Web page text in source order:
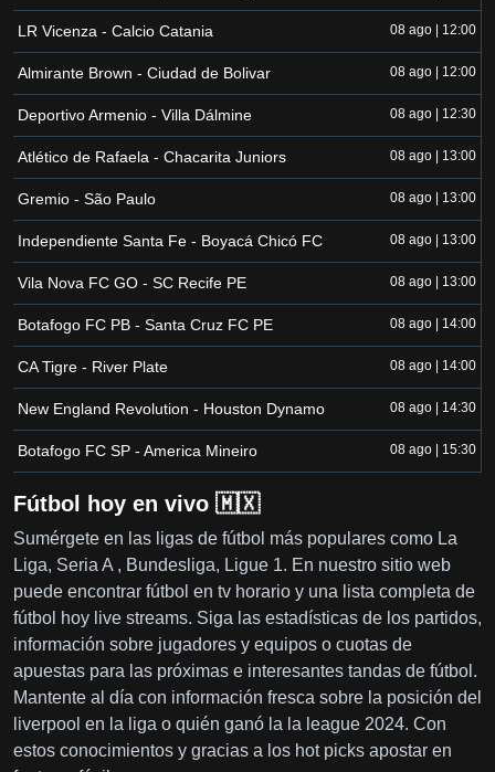
LR Vicenza - Calcio Catania 08 ago | 12:00
Almirante Brown - Ciudad de Bolivar 08 ago | 12:00
Deportivo Armenio - Villa Dálmine 08 ago | 12:30
Atlético de Rafaela - Chacarita Juniors 08 ago | 13:00
Gremio - São Paulo 08 ago | 13:00
Independiente Santa Fe - Boyacá Chicó FC 08 ago | 13:00
Vila Nova FC GO - SC Recife PE 08 ago | 13:00
Botafogo FC PB - Santa Cruz FC PE 08 ago | 14:00
CA Tigre - River Plate 08 ago | 14:00
New England Revolution - Houston Dynamo 08 ago | 14:30
Botafogo FC SP - America Mineiro 08 ago | 15:30
Fútbol hoy en vivo 🇲🇽
Sumérgete en las ligas de fútbol más populares como La
Liga, Seria A , Bundesliga, Ligue 1. En nuestro sitio web
puede encontrar fútbol en tv horario y una lista completa de
fútbol hoy live streams. Siga las estadísticas de los partidos,
información sobre jugadores y equipos o cuotas de
apuestas para las próximas e interesantes tandas de fútbol.
Mantente al día con información fresca sobre la posición del
liverpool en la liga o quién ganó la la league 2024. Con
estos conocimientos y gracias a los hot picks apostar en